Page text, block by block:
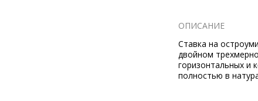
ОПИСАНИЕ
Ставка на
двойном
горизонтальных и
полностью в